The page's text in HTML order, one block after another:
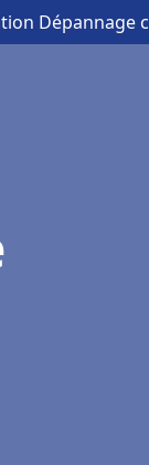
Dépannage